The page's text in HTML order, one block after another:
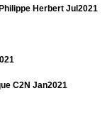
Herbert Jul2021
C2N Jan2021